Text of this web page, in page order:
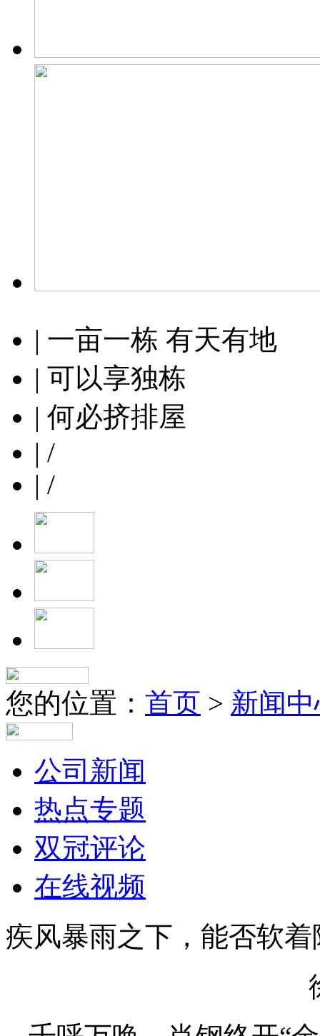
| 一亩一栋 有天有地
| 可以享独栋
| 何必挤排屋
| /
| /
您的位置： 首页 > 新闻
公司新闻
热点专题
双冠评论
在线视频
疾风暴雨之下，能否软着